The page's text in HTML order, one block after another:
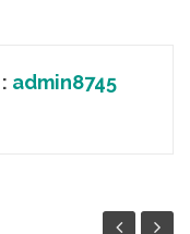
admin8745